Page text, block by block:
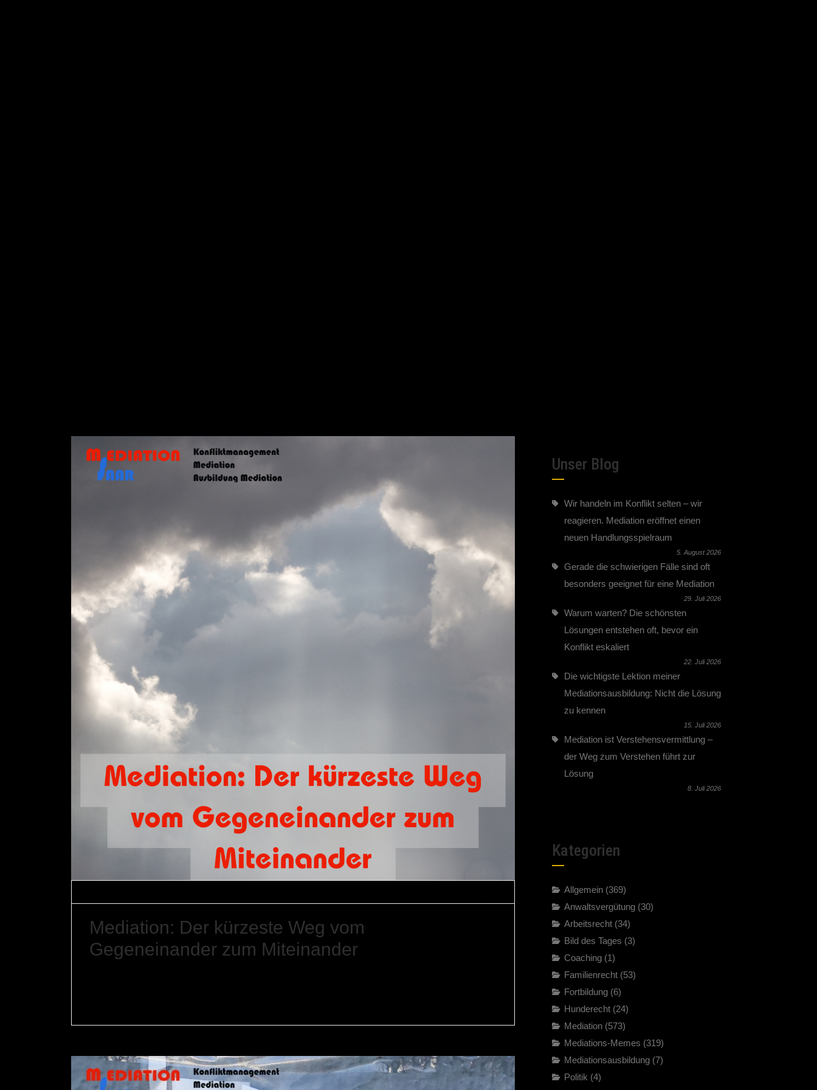
Mediation: Der kürzeste Weg vom
Gegeneinander zum Miteinander
Unser Blog
Wir handeln im Konflikt selten – wir
reagieren. Mediation eröffnet einen
neuen Handlungsspielraum
5. August 2026
Gerade die schwierigen Fälle sind oft
besonders geeignet für eine Mediation
29. Juli 2026
Warum warten? Die schönsten
Lösungen entstehen oft, bevor ein
Konflikt eskaliert
22. Juli 2026
Die wichtigste Lektion meiner
Mediationsausbildung: Nicht die Lösung
zu kennen
15. Juli 2026
Mediation ist Verstehensvermittlung –
der Weg zum Verstehen führt zur
Lösung
8. Juli 2026
Kategorien
Allgemein (369)
Anwaltsvergütung (30)
Arbeitsrecht (34)
Bild des Tages (3)
Coaching (1)
Familienrecht (53)
Fortbildung (6)
Hunderecht (24)
Mediation (573)
Mediations-Memes (319)
Mediationsausbildung (7)
Politik (4)